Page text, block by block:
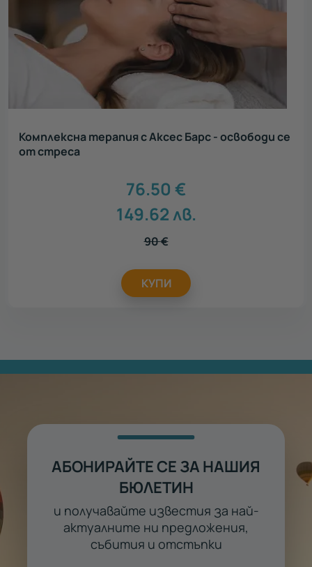
Комплексна терапия с Аксес Барс - освободи се
от стреса
76.50 €
149.62 лв.
90€
КУПИ
АБОНИРАЙТЕ СЕ ЗА НАШИЯ
БЮЛЕТИН
и получавайте известия за най-
актуалните ни предложения,
събития и отстъпки